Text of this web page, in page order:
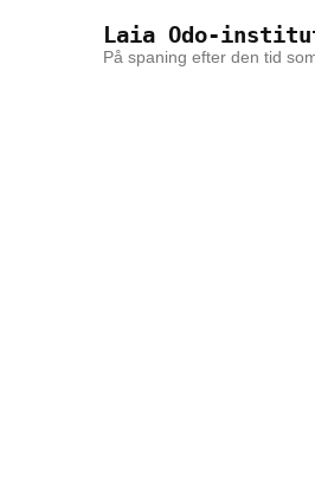
Laia Odo-
På spaning efter den tid